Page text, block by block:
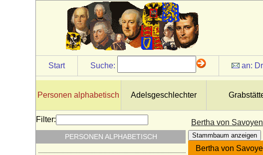
Start Suche: an:
Personen alphabetisch Adelsgeschlechter
Bertha von
Stammbaum anzeigen
Bertha von
Filter:
PERSONEN ALPHABETISCH
Bertha von Honlage
* um 1330 ?; + ?
Bertha von Hünerbein
* 20.03.1799; + 24.01.1859
Bertha von Kolowrat-Krakowsky
* 21.06.1890; + 29.01.1982
Bertha von Lothringen (Berthe de
* unbekannt; + nach 1162
* unbekannt; + unbekannt
Bertha von Puttkamer (Marie Adelina
Bertha von Puttkamer), Freiin
* 18.07.1822; + 10.03.1899